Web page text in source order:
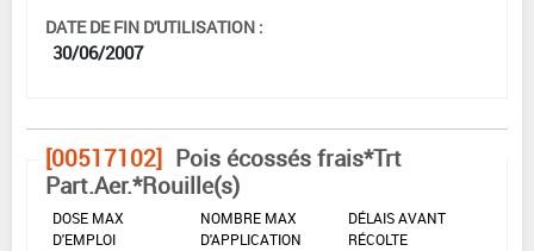
DATE DE FIN D'UTILISATION :
30/06/2007
[00517102] Pois écossés frais*Trt
Part.Aer.*Rouille(s)
DOSE MAX
D'EMPLOI
NOMBRE MAX
D'APPLICATION
DÉLAIS AVANT
RÉCOLTE